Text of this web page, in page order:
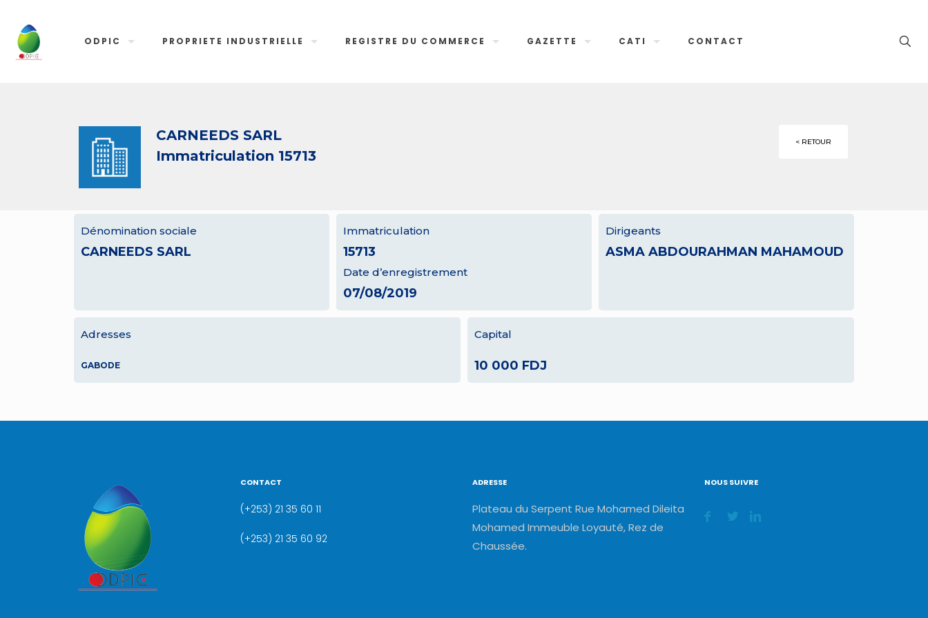
ODPIC PROPRIETE INDUSTRIELLE REGISTRE DU COMMERCE GAZETTE CATI CONTACT
CARNEEDS SARL
Immatriculation 15713
< RETOUR
Dénomination sociale
CARNEEDS SARL
Immatriculation
15713
Date d’enregistrement
07/08/2019
Dirigeants
ASMA ABDOURAHMAN MAHAMOUD
Adresses
GABODE
Capital
10 000 FDJ
CONTACT
(+253) 21 35 60 11
(+253) 21 35 60 92
ADRESSE
Plateau du Serpent Rue Mohamed Dileita
Mohamed Immeuble Loyauté, Rez de
Chaussée.
NOUS SUIVRE